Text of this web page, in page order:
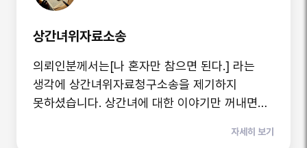
상간녀위자료소송
의뢰인분께서는[나 혼자만 참으면 된다.] 라는
생각에 상간녀위자료청구소송을 제기하지
못하셨습니다. 상간녀에 대한 이야기만 꺼내면
협박하며 '생활비를 끊겠다.'라는 등의 협박을
자세히 보기